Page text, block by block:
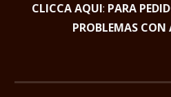
CLICCA AQUI: PARA
PROBLEMAS